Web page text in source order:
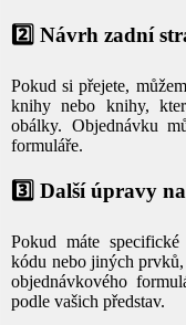
2️⃣Návrh zadní
Pokud si přejete,
knihy nebo knihy,
obálky. Objednávku
formuláře.
3️⃣Další úpravy
Pokud máte
kódu nebo jiných
objednávkového
podle vašich představ.